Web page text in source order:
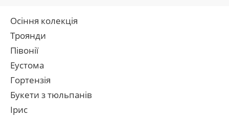
Осіння колекція
Троянди
Півонії
Еустома
Гортензія
Букети з тюльпанів
Ірис